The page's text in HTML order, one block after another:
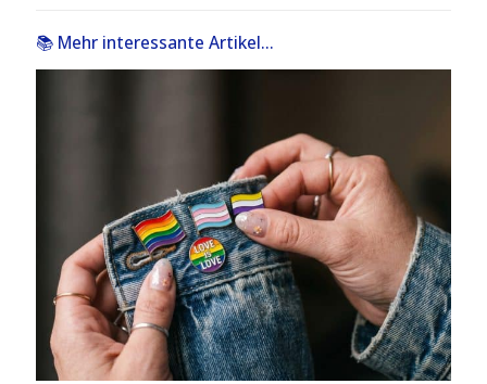
📚 Mehr interessante Artikel...